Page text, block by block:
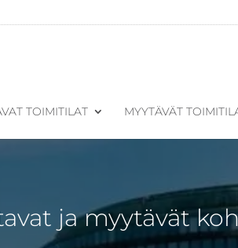
TOIMITILAT MYYTÄVÄT
ja myytävät